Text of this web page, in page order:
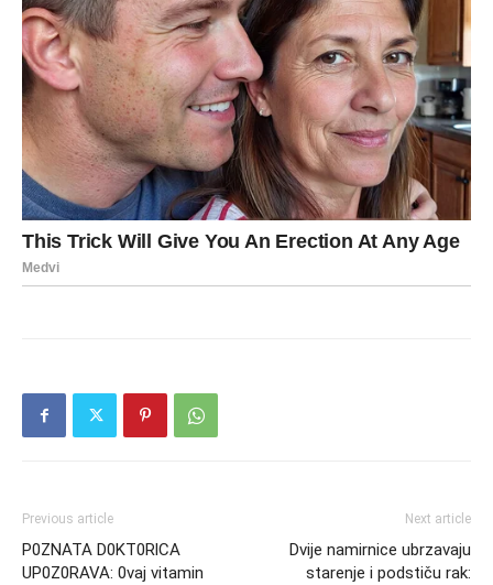
Previous article
P0ZNATA D0KT0RlCA
UP0Z0RAVA: 0vaj vitamin
Next article
Dvije namirnice ubrzavaju
starenje i podstiču rak: